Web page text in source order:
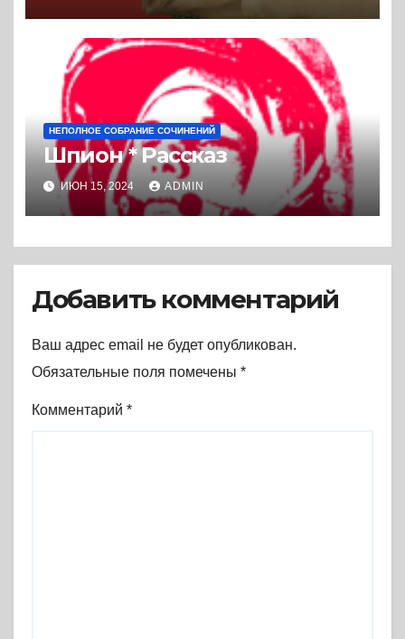
НЕПОЛНОЕ СОБРАНИЕ СОЧИНЕНИЙ
Шпион * Рассказ
ИЮН 15, 2024 ADMIN
Добавить комментарий
Ваш адрес email не будет опубликован.
Обязательные поля помечены *
Комментарий *